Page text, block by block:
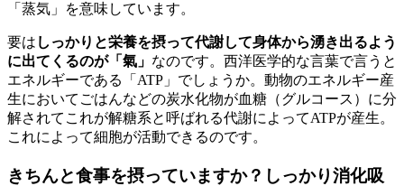
「蒸気」を意味しています。
要は しっかりと栄養を摂って代謝して身体から湧き出るよう
に出てくるのが「氣」 なのです。西洋医学的な言葉で言うと
エネルギーである「ATP」でしょうか。動物のエネルギー産
生においてごはんなどの炭水化物が血糖（グルコース）に分
解されてこれが解糖系と呼ばれる代謝によってATPが産生。
これによって細胞が活動できるのです。
きちんと食事を摂っていますか？しっかり消化吸